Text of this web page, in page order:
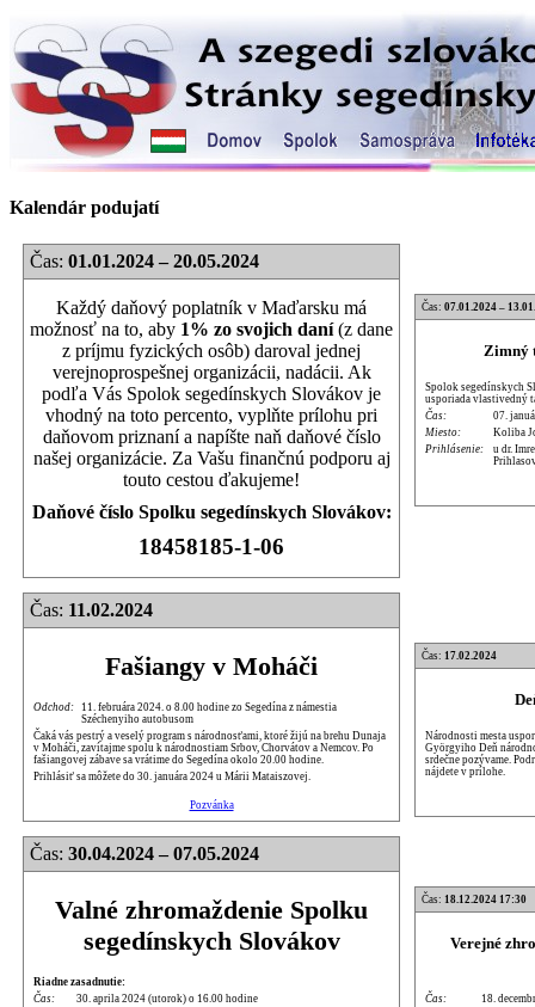
Kalendár podujatí
Čas: 01.01.2024 – 20.05.2024
Každý daňový poplatník v Maďarsku má
možnosť na to, aby 1% zo svojich daní(z dane
z príjmu fyzických osôb) daroval jednej
verejnoprospešnej organizácii, nadácii. Ak
podľa Vás Spolok segedínskych Slovákov je
vhodný na toto percento, vyplňte prílohu pri
daňovom priznaní a napíšte naň daňové číslo
našej organizácie. Za Vašu finančnú podporu aj
touto cestou ďakujeme!
Daňové číslo Spolku segedínskych Slovákov:
18458185-1-06
Čas: 07.01.2024 –
Zimný
Spolok segedínskych
usporiada vlastivedný
Čas:
07.
Miesto:
Koliba
Prihlásenie:
u dr.
Čas: 11.02.2024
Fašiangy v Moháči
Odchod:
11. februára 2024. o 8.00 hodine zo Segedína z námestia
Széchenyiho autobusom
Čaká vás pestrý a veselý program s národnosťami, ktoré žijú na brehu Dunaja
v Moháči, zavítajme spolu k národnostiam Srbov, Chorvátov a Nemcov. Po
fašiangovej zábave sa vrátime do Segedína okolo 20.00 hodine.
Prihlásiť sa môžete do 30. januára 2024 u Márii Mataiszovej.
Pozvánka
Čas: 17.02.2024
Národnosti mesta
Györgyiho Deň
srdečne pozývame.
nájdete v prílohe.
Čas: 30.04.2024 – 07.05.2024
Valné zhromaždenie Spolku
segedínskych Slovákov
Riadne zasadnutie:
Čas:
30. aprila 2024 (utorok) o 16.00 hodine
Čas: 18.12.2024 17:30
Verejné
Čas:
18.